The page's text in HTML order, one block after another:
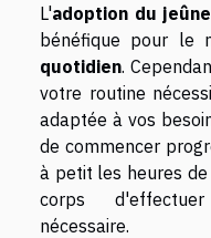
L'adoption du
bénéfique pour le
quotidien.
votre routine
adaptée à vos
de commencer
à petit les heures
corps
nécessaire.